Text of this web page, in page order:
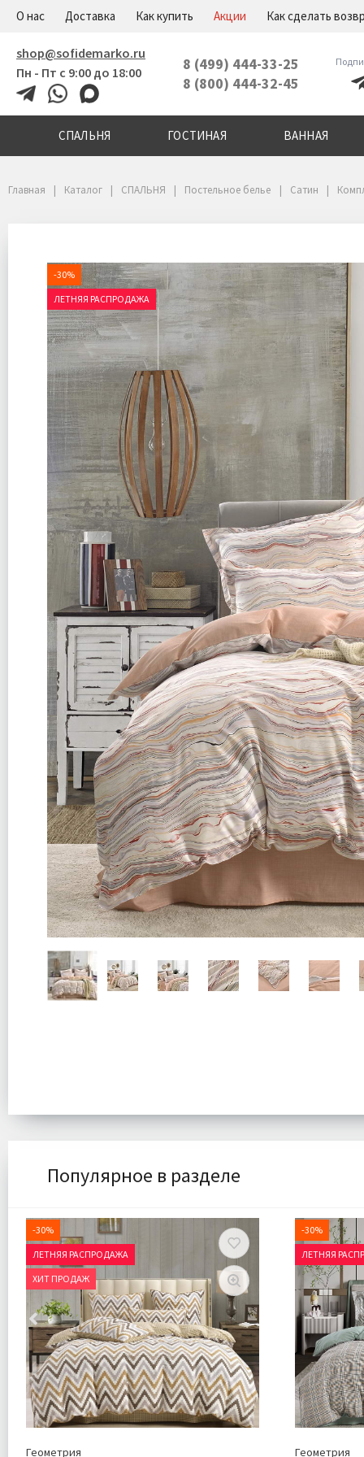
О нас Доставка Как купить Акции Как сделать
shop@sofidemarko.ru
Пн - Пт с 9:00 до 18:00
8 (499) 444-33-25
8 (800) 444-32-45
СПАЛЬНЯ ГОСТИНАЯ ВАННАЯ
Главная Каталог СПАЛЬНЯ Постельное белье Сатин
-30%
ЛЕТНЯЯ РАСПРОДАЖА
Популярное в разделе
-30%
ЛЕТНЯЯ РАСПРОДАЖА
ХИТ ПРОДАЖ
Геометрия
-30%
ЛЕТНЯЯ
Геометрия